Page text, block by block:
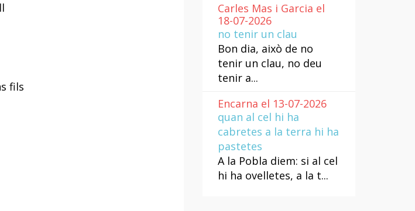
fils
Carles Mas i Garcia el
18-07-2026
no tenir un clau
Bon dia, això de no
tenir un clau, no deu
tenir a...
Encarna el 13-07-2026
quan al cel hi ha
cabretes a la terra hi ha
pastetes
A la Pobla diem: si al cel
hi ha ovelletes, a la t...